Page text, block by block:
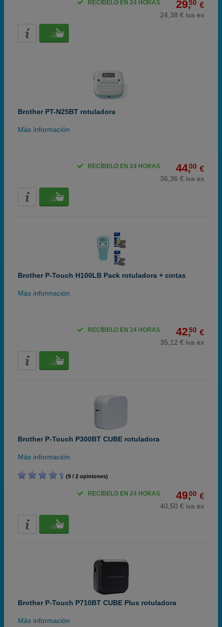
29,50 €
24,38 € iva ex
RECÍBELO EN 24 HORAS
Brother PT-N25BT rotuladora
Más información
44,00 €
36,36 € iva ex
RECÍBELO EN 24 HORAS
Brother P-Touch H100LB Pack rotuladora + cintas
Más información
42,50 €
35,12 € iva ex
RECÍBELO EN 24 HORAS
Brother P-Touch P300BT CUBE rotuladora
Más información
(9 / 2 opiniones)
49,00 €
40,50 € iva ex
RECÍBELO EN 24 HORAS
Brother P-Touch P710BT CUBE Plus rotuladora
Más información